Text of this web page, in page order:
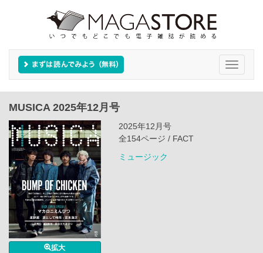
Toggle
MUSICA 2025年12月号
拡大
2025年12月号
全154ページ / FACT
ミュージック